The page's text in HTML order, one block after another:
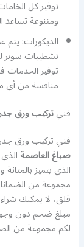
توفير كل
ومتنوعة تساعد
الديكورات:
تشطيبات سوبر
توفير الخدمات
منافسة من أي
فنيتركيب ورق
فني تركيب ورق
صباغ العاصمة
الذي يتميز
مجموعة من
قلق، لا يمكنك
مبلغ ضخم دون
لكم مجموعة من